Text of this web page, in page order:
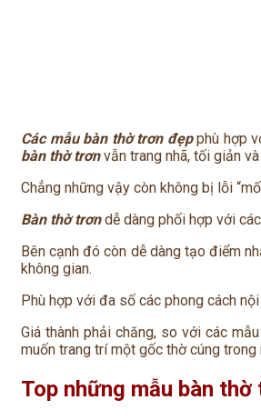
Các mẫu bàn thờ trơn đẹpphù hợp
bàn thờ trơnvẫn trang nhã, tối giản
Chẳng những vậy còn không bị lỗi
Bàn thờ trơndễ dàng phối hợp với
Bên cạnh đó còn dễ dàng tạo điểm
không gian.
Phù hợp với đa số các phong cách
Giá thành phải chăng, so với các
muốn trang trí một gốc thờ cúng trong
Top những mẫu bàn